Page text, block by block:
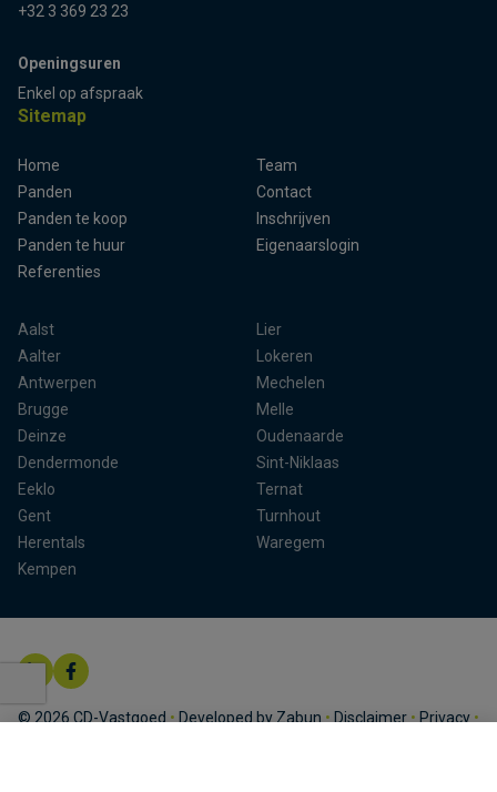
+32 3 369 23 23
Openingsuren
Enkel op afspraak
Sitemap
Home
Panden
Panden te koop
Panden te huur
Referenties
Team
Contact
Inschrijven
Eigenaarslogin
Aalst
Aalter
Antwerpen
Brugge
Deinze
Dendermonde
Eeklo
Gent
Herentals
Kempen
Lier
Lokeren
Mechelen
Melle
Oudenaarde
Sint-Niklaas
Ternat
Turnhout
Waregem
© 2026 CD-Vastgoed • Developed by Zabun • Disclaimer • Privacy •
Terug naar boven